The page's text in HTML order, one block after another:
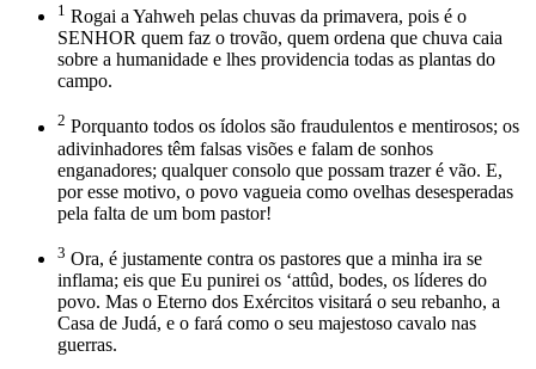
1 Rogai a Yahweh pelas chuvas da primavera, pois é o
SENHOR quem faz o trovão, quem ordena que chuva caia
sobre a humanidade e lhes providencia todas as plantas do
campo.
2 Porquanto todos os ídolos são fraudulentos e mentirosos; os
adivinhadores têm falsas visões e falam de sonhos
enganadores; qualquer consolo que possam trazer é vão. E,
por esse motivo, o povo vagueia como ovelhas desesperadas
pela falta de um bom pastor!
3 Ora, é justamente contra os pastores que a minha ira se
inflama; eis que Eu punirei os ‘attûd, bodes, os líderes do
povo. Mas o Eterno dos Exércitos visitará o seu rebanho, a
Casa de Judá, e o fará como o seu majestoso cavalo nas
guerras.